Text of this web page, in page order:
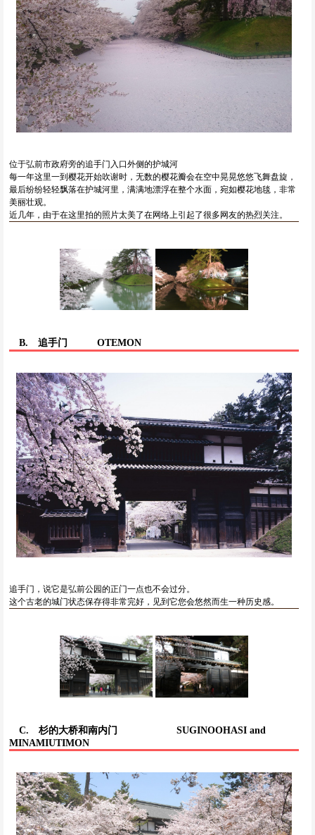
位于弘前市政府旁的追手门入口外侧的护城河
每一年这里一到樱花开始吹谢时，无数的樱花瓣会在空中晃晃悠悠飞舞盘旋，
最后纷纷轻轻飘落在护城河里，满满地漂浮在整个水面，宛如樱花地毯，非常
美丽壮观。
近几年，由于在这里拍的照片太美了在网络上引起了很多网友的热烈关注。
B. 追手门 OTEMON
追手门，说它是弘前公园的正门一点也不会过分。
这个古老的城门状态保存得非常完好，见到它您会悠然而生一种历史感。
C. 杉的大桥和南内门
SUGINOOHASI and
MINAMIUTIMON